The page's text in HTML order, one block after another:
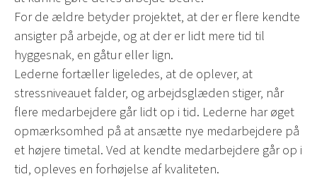
For de ældre betyder projektet, at der er flere kendte
ansigter på arbejde, og at der er lidt mere tid til
hyggesnak, en gåtur eller lign.
Lederne fortæller ligeledes, at de oplever, at
stressniveauet falder, og arbejdsglæden stiger, når
flere medarbejdere går lidt op i tid. Lederne har øget
opmærksomhed på at ansætte nye medarbejdere på
et højere timetal. Ved at kendte medarbejdere går op i
tid, opleves en forhøjelse af kvaliteten.